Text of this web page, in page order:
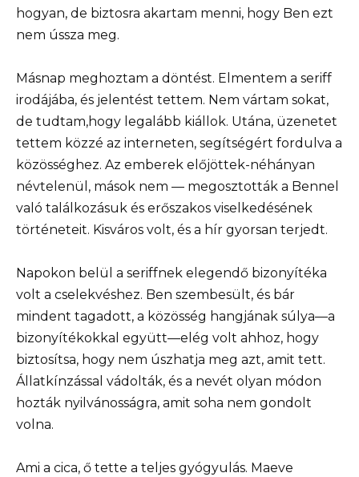
hogyan, de biztosra akartam menni, hogy Ben ezt
nem ússza meg.
Másnap meghoztam a döntést. Elmentem a seriff
irodájába, és jelentést tettem. Nem vártam sokat,
de tudtam,hogy legalább kiállok. Utána, üzenetet
tettem közzé az interneten, segítségért fordulva a
közösséghez. Az emberek előjöttek-néhányan
névtelenül, mások nem — megosztották a Bennel
való találkozásuk és erőszakos viselkedésének
történeteit. Kisváros volt, és a hír gyorsan terjedt.
Napokon belül a seriffnek elegendő bizonyítéka
volt a cselekvéshez. Ben szembesült, és bár
mindent tagadott, a közösség hangjának súlya—a
bizonyítékokkal együtt—elég volt ahhoz, hogy
biztosítsa, hogy nem úszhatja meg azt, amit tett.
Állatkínzással vádolták, és a nevét olyan módon
hozták nyilvánosságra, amit soha nem gondolt
volna.
Ami a cica, ő tette a teljes gyógyulás. Maeve